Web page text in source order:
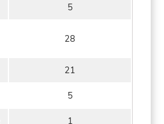
5
28
21
5
1